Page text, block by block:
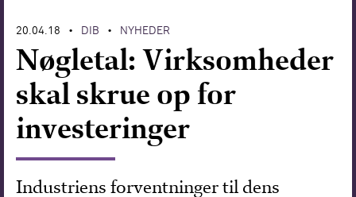
Europapolitik
Forskning
20.04.18 • DIB • NYHEDER
Nøgletal: Virksomheder
skal skrue op for
investeringer
Industriens forventninger til dens